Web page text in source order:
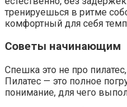
тренируешься в ритме
комфортный для себя
Советы начинающим
Спешка это не про
Пилатес — это полное
понимание, для чего